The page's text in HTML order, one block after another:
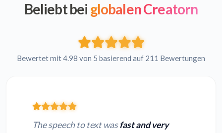
Beliebt bei globalen Creatorn
Bewertet mit 4.98 von 5 basierend auf 211 Bewertungen
The speech to text wasfast and very